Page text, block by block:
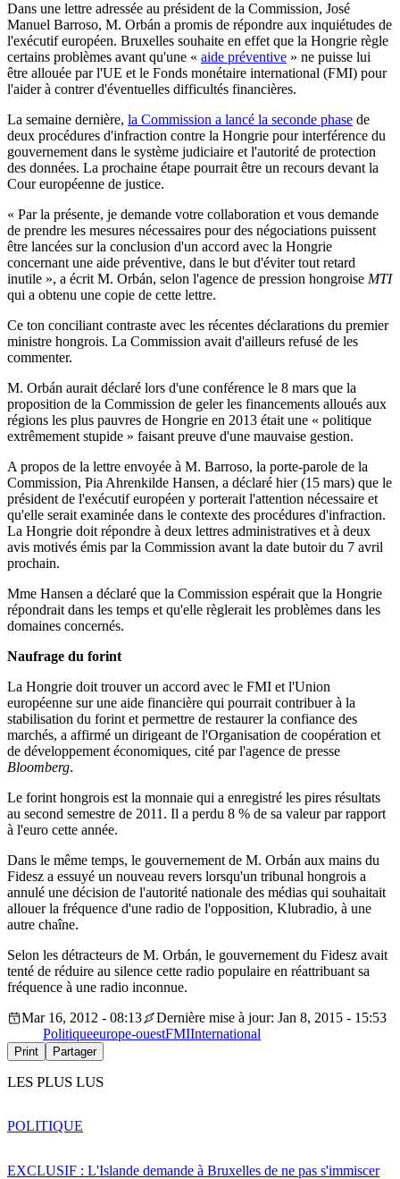
Dans une lettre adressée au président de la Commission, José
Manuel Barroso, M. Orbán a promis de répondre aux inquiétudes de
l'exécutif européen. Bruxelles souhaite en effet que la Hongrie règle
certains problèmes avant qu'une « aide préventive » ne puisse lui
être allouée par l'UE et le Fonds monétaire international (FMI) pour
l'aider à contrer d'éventuelles difficultés financières.
La semaine dernière, la Commission a lancé la seconde phase de
deux procédures d'infraction contre la Hongrie pour interférence du
gouvernement dans le système judiciaire et l'autorité de protection
des données. La prochaine étape pourrait être un recours devant la
Cour européenne de justice.
« Par la présente, je demande votre collaboration et vous demande
de prendre les mesures nécessaires pour des négociations puissent
être lancées sur la conclusion d'un accord avec la Hongrie
concernant une aide préventive, dans le but d'éviter tout retard
inutile », a écrit M. Orbán, selon l'agence de pression hongroise MTI
qui a obtenu une copie de cette lettre.
Ce ton conciliant contraste avec les récentes déclarations du premier
ministre hongrois. La Commission avait d'ailleurs refusé de les
commenter.
M. Orbán aurait déclaré lors d'une conférence le 8 mars que la
proposition de la Commission de geler les financements alloués aux
régions les plus pauvres de Hongrie en 2013 était une « politique
extrêmement stupide » faisant preuve d'une mauvaise gestion.
A propos de la lettre envoyée à M. Barroso, la porte-parole de la
Commission, Pia Ahrenkilde Hansen, a déclaré hier (15 mars) que le
président de l'exécutif européen y porterait l'attention nécessaire et
qu'elle serait examinée dans le contexte des procédures d'infraction.
La Hongrie doit répondre à deux lettres administratives et à deux
avis motivés émis par la Commission avant la date butoir du 7 avril
prochain.
Mme Hansen a déclaré que la Commission espérait que la Hongrie
répondrait dans les temps et qu'elle règlerait les problèmes dans les
domaines concernés.
Naufrage du forint
La Hongrie doit trouver un accord avec le FMI et l'Union
européenne sur une aide financière qui pourrait contribuer à la
stabilisation du forint et permettre de restaurer la confiance des
marchés, a affirmé un dirigeant de l'Organisation de coopération et
de développement économiques, cité par l'agence de presse
Bloomberg.
Le forint hongrois est la monnaie qui a enregistré les pires résultats
au second semestre de 2011. Il a perdu 8 % de sa valeur par rapport
à l'euro cette année.
Dans le même temps, le gouvernement de M. Orbán aux mains du
Fidesz a essuyé un nouveau revers lorsqu'un tribunal hongrois a
annulé une décision de l'autorité nationale des médias qui souhaitait
allouer la fréquence d'une radio de l'opposition, Klubradio, à une
autre chaîne.
Selon les détracteurs de M. Orbán, le gouvernement du Fidesz avait
tenté de réduire au silence cette radio populaire en réattribuant sa
fréquence à une radio inconnue.
Mar 16, 2012 - 08:13
Dernière mise à jour: Jan 8, 2015 - 15:53
Politiqueeurope-ouestFMIInternational
Print Partager
LES PLUS LUS
EXCLUSIF : L'Islande demande à Bruxelles de ne pas s'immiscer
POLITIQUE